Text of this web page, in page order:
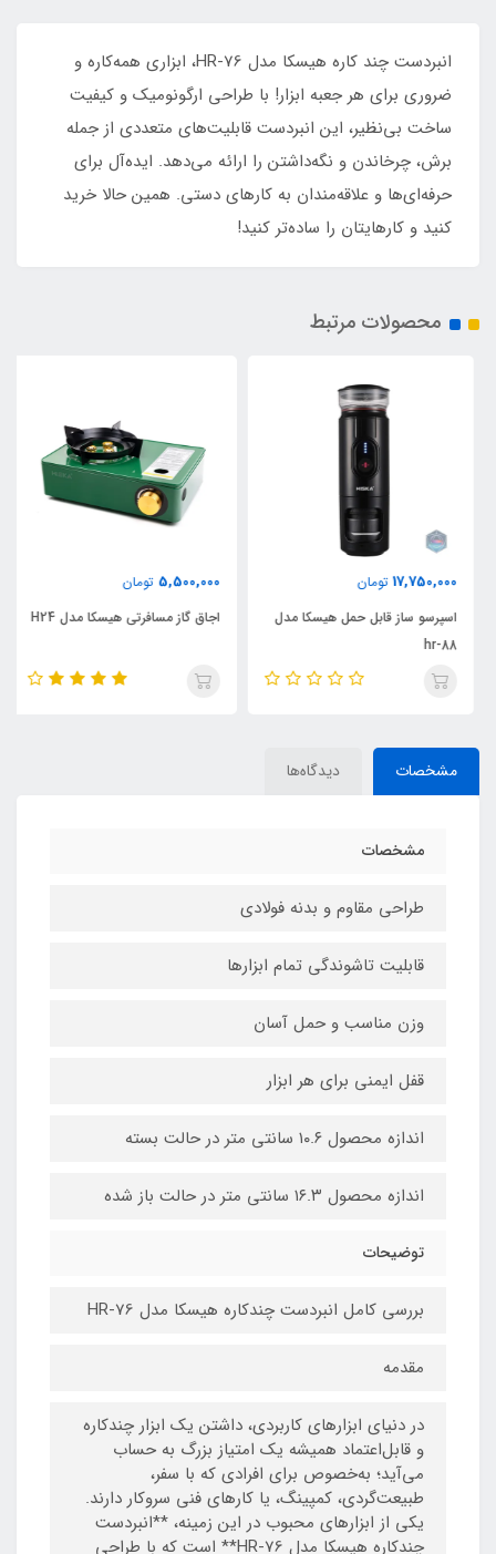
انبردست چند کاره هیسکا مدل HR-76، ابزاری همه‌کاره و
ضروری برای هر جعبه ابزار! با طراحی ارگونومیک و کیفیت
ساخت بی‌نظیر، این انبردست قابلیت‌های متعددی از جمله
برش، چرخاندن و نگه‌داشتن را ارائه می‌دهد. ایده‌آل برای
حرفه‌ای‌ها و علاقه‌مندان به کارهای دستی. همین حالا خرید
کنید و کارهایتان را ساده‌تر کنید!
محصولات مرتبط
17,750,000 تومان
اسپرسو ساز قابل حمل هیسکا مدل
hr-88
5,500,000 تومان
اجاق گاز مسافرتی هیسکا مدل H24
مشخصات دیدگاه‌ها
مشخصات
طراحی مقاوم و بدنه فولادی
قابلیت تاشوندگی تمام ابزارها
وزن مناسب و حمل آسان
قفل ایمنی برای هر ابزار
اندازه محصول ۱۰.۶ سانتی متر در حالت بسته
اندازه محصول ۱۶.۳ سانتی متر در حالت باز شده
توضیحات
بررسی کامل انبردست چندکاره هیسکا مدل HR-76
مقدمه
در دنیای ابزارهای کاربردی، داشتن یک ابزار چندکاره
و قابل‌اعتماد همیشه یک امتیاز بزرگ به حساب
می‌آید؛ به‌خصوص برای افرادی که با سفر،
طبیعت‌گردی، کمپینگ، یا کارهای فنی سروکار دارند.
یکی از ابزارهای محبوب در این زمینه، **انبردست
چندکاره هیسکا مدل HR-76** است که با طراحی